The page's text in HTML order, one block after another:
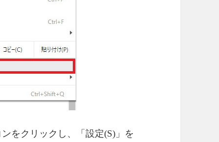
をクリックし、「設定(S)」を